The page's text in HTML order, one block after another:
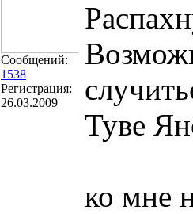
Сообщений:
1538
Регистрация:
26.03.2009
Туве
ко мне